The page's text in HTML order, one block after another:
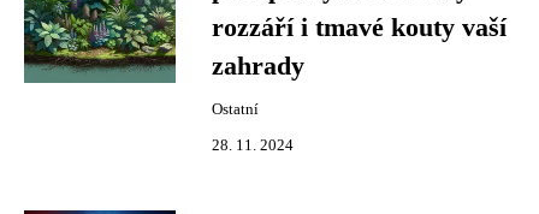
rozzáří i tmavé kouty vaší
zahrady
Ostatní
28. 11. 2024